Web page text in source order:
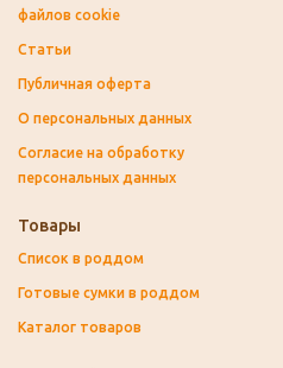
файлов cookie
Статьи
Публичная оферта
О персональных данных
Согласие на обработку
персональных данных
Товары
Список в роддом
Готовые сумки в роддом
Каталог товаров